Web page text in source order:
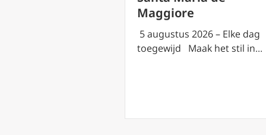
Maggiore
5 augustus 2026 – Elke dag
toegewijd Maak het stil in…